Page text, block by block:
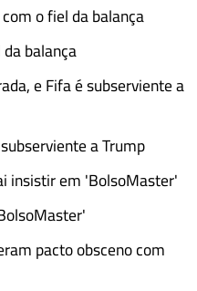
o fiel da balança
balança
e Fifa é subserviente a
a Trump
insistir em 'BolsoMaster'
pacto obsceno com